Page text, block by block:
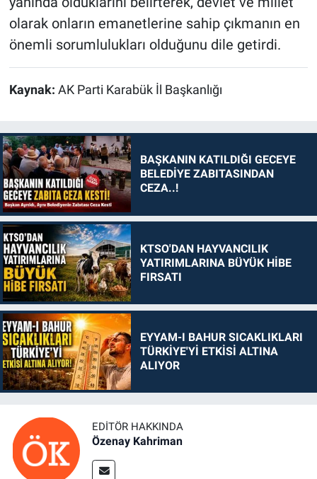
olarak onların emanetlerine sahip çıkmanın en
önemli sorumlulukları olduğunu dile getirdi.
Kaynak: AK Parti Karabük İl Başkanlığı
BAŞKANIN KATILDIĞI GECEYE
BELEDİYE ZABITASINDAN
CEZA..!
KTSO'DAN HAYVANCILIK
YATIRIMLARINA BÜYÜK HİBE
FIRSATI
EYYAM-I BAHUR SICAKLIKLARI
TÜRKİYE'Yİ ETKİSİ ALTINA
ALIYOR
EDITÖR HAKKINDA
Özenay Kahriman